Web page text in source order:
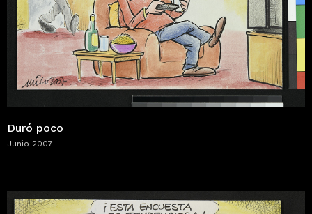
Duró poco
Junio 2007